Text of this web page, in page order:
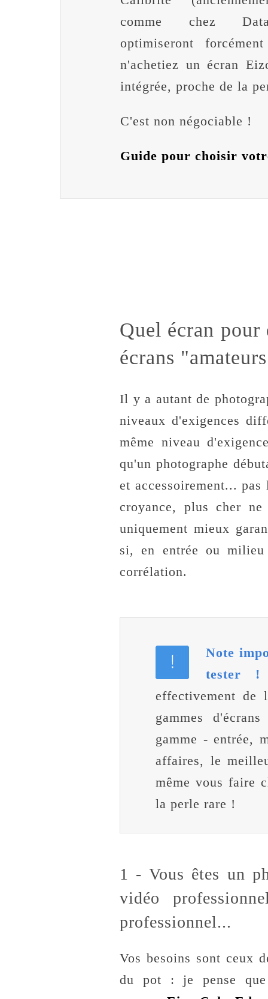
comme chez
optimiseront
n'achetiez un écran
intégrée, proche de la
C'est non négociable !
Guide pour choisir
Quel écran
écrans
Il y a autant de
niveaux d'exigences
même niveau
qu'un photographe
et accessoirement...
croyance, plus cher
uniquement mieux
si, en entrée ou
corrélation.
Note
tester !
effectivement de
gammes
gamme - entrée,
affaires, le
même vous faire
la perle rare !
1 - Vous êtes un
vidéo
professionnel...
Vos besoins sont ceux
du pot : je pense